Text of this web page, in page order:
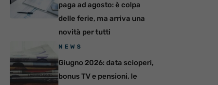
paga ad agosto: è colpa
delle ferie, ma arriva una
novità per tutti
NEWS
Giugno 2026: data scioperi,
bonus TV e pensioni, le